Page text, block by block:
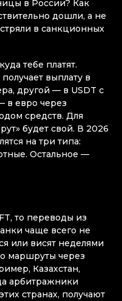
в России? Как
дошли, а не
в санкционных
тебе платят.
выплату в
другой — в USDT с
в евро через
средств. Для
будет свой. В 2026
на три типа:
Остальное —
то переводы из
чаще всего не
или висят неделями
маршруты через
Казахстан,
арбитражники
странах, получают